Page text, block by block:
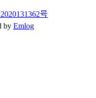
号
by Emlog